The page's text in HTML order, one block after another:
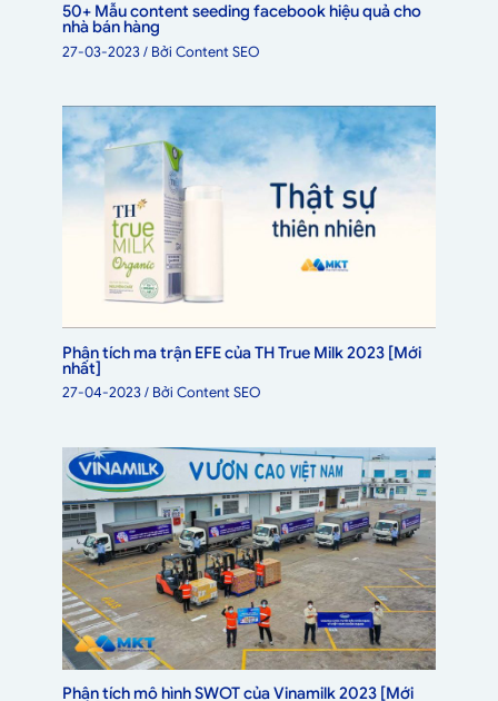
50+ Mẫu content seeding facebook hiệu quả cho
nhà bán hàng
27-03-2023/ BởiContent SEO
Phân tích ma trận EFE của TH True Milk 2023 [Mới
nhất]
27-04-2023/ BởiContent SEO
Phân tích mô hình SWOT của Vinamilk 2023 [Mới